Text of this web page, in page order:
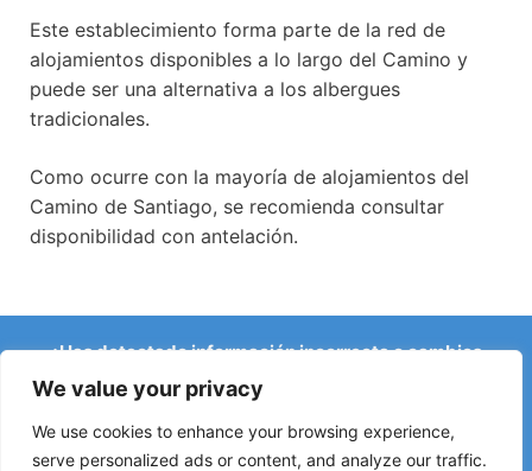
We value your privacy
We use cookies to enhance your browsing experience,
serve personalized ads or content, and analyze our traffic.
Este establecimiento forma parte de la red de
alojamientos disponibles a lo largo del Camino y
puede ser una alternativa a los albergues
tradicionales.
Como ocurre con la mayoría de alojamientos del
Camino de Santiago, se recomienda consultar
disponibilidad con antelación.
¿Has detectado información incorrecta o cambios
recientes en el Camino?
Avisos sobre albergues cerrados, inundaciones, desvíos,
obras u otros cambios ayudan a mantener la guía
actualizada.